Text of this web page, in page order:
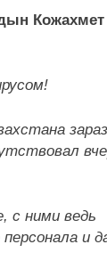
Кожахмет
с ними ведь
и